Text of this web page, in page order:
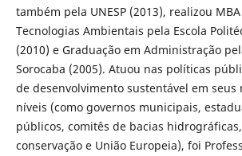
também pela UNESP (2013), realizou
Tecnologias Ambientais pela Escola
(2010) e Graduação em Administração
Sorocaba (2005). Atuou nas políticas
de desenvolvimento sustentável em seus
níveis (como governos municipais,
públicos, comitês de bacias
conservação e União Europeia), foi